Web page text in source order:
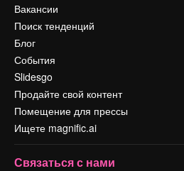
Вакансии
Поиск тенденций
Блог
События
Slidesgo
Продайте свой контент
Помещение для прессы
Ищете magnific.ai
Связаться с нами